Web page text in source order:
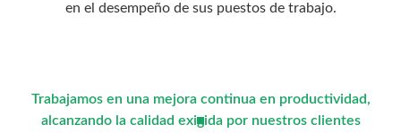
en el desempeño de sus puestos de trabajo.
Trabajamos en una mejora continua en productividad,
alcanzando la calidad exigida por nuestros clientes